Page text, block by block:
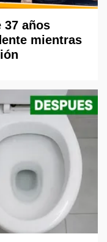
37 años
mientras